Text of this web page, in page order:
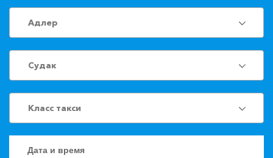
Адлер
Судак
Класс такси